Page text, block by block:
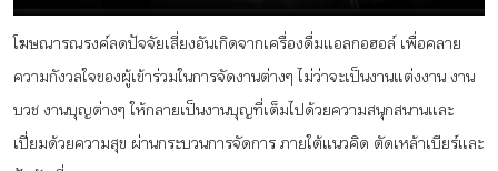
หัวข้อที่เราแนะนำ
โฆษณารณรงค์ลดปัจจัยเสี่ยงอันเกิดจากเครื่องดื่มแอลกอฮอล์ เพื่อคลาย
ความกังวลใจของผู้เข้าร่วมในการจัดงานต่างๆ ไม่ว่าจะเป็นงานแต่งงาน งาน
บวช งานบุญต่างๆ ให้กลายเป็นงานบุญที่เต็มไปด้วยความสนุกสนานและ
เปี่ยมด้วยความสุข ผ่านกระบวนการจัดการ ภายใต้แนวคิด ตัดเหล้าเบียร์และ